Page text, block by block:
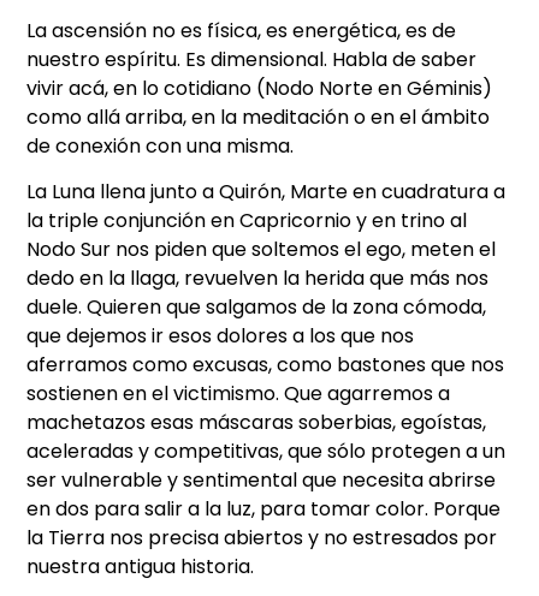
La ascensión no es física, es energética, es de
nuestro espíritu. Es dimensional. Habla de saber
vivir acá, en lo cotidiano (Nodo Norte en Géminis)
como allá arriba, en la meditación o en el ámbito
de conexión con una misma.
La Luna llena junto a Quirón, Marte en cuadratura a
la triple conjunción en Capricornio y en trino al
Nodo Sur nos piden que soltemos el ego, meten el
dedo en la llaga, revuelven la herida que más nos
duele. Quieren que salgamos de la zona cómoda,
que dejemos ir esos dolores a los que nos
aferramos como excusas, como bastones que nos
sostienen en el victimismo. Que agarremos a
machetazos esas máscaras soberbias, egoístas,
aceleradas y competitivas, que sólo protegen a un
ser vulnerable y sentimental que necesita abrirse
en dos para salir a la luz, para tomar color. Porque
la Tierra nos precisa abiertos y no estresados por
nuestra antigua historia.